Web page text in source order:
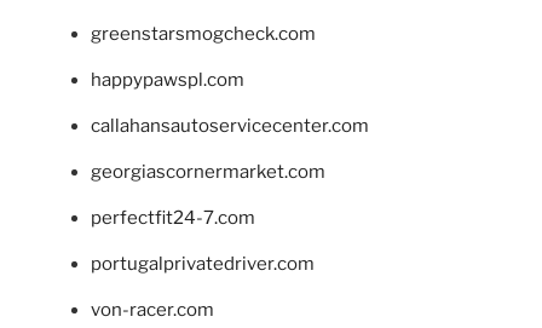
greenstarsmogcheck.com
happypawspl.com
callahansautoservicecenter.com
georgiascornermarket.com
perfectfit24-7.com
portugalprivatedriver.com
von-racer.com